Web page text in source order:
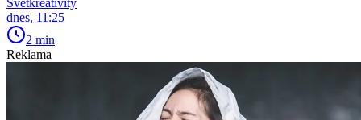
Světkreativity
dnes, 11:25
2 min
Reklama